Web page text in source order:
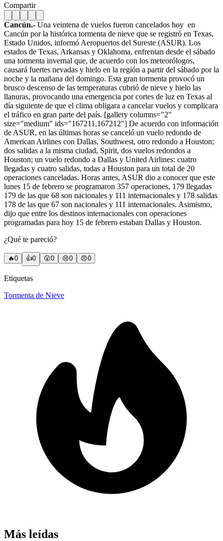
Compartir
Cancún.- Una veintena de vuelos fueron cancelados hoy en
Cancún por la histórica tormenta de nieve que se registró en Texas,
Estado Unidos, informó Aeropuertos del Sureste (ASUR). Los
estados de Texas, Arkansas y Oklahoma, enfrentan desde el sábado
una tormenta invernal que, de acuerdo con los meteorólogos,
causará fuertes nevadas y hielo en la región a partir del sábado por la
noche y la mañana del domingo. Esta gran tormenta provocó un
brusco descenso de las temperaturas cubrió de nieve y hielo las
llanuras, provocando una emergencia por cortes de luz en Texas al
día siguiente de que el clima obligara a cancelar vuelos y complicara
el tráfico en gran parte del país. [gallery columns="2"
size="medium" ids="167211,167212"] De acuerdo con información
de ASUR, en las últimas horas se canceló un vuelo redondo de
American Airlines con Dallas, Southwest, otro redondo a Houston;
dos salidas a la misma ciudad, Spirit, dos vuelos redondos a
Houston; un vuelo redondo a Dallas y United Airlines: cuatro
llegadas y cuatro salidas, todas a Houston para un total de 20
operaciones canceladas. Horas antes, ASUR dio a conocer que este
lunes 15 de febrero se programaron 357 operaciones, 179 llegadas
179 de las que 68 son nacionales y 111 internacionales y 178 salidas
178 de las que 67 son nacionales y 111 internacionales. Asimismo,
dijo que entre los destinos internacionales con operaciones
programadas para hoy 15 de febrero estaban Dallas y Houston.
¿Qué te pareció?
🔥0 👍0 😲0 😢0 😠0
Etiquetas
Tormenta de Nieve
Más leídas